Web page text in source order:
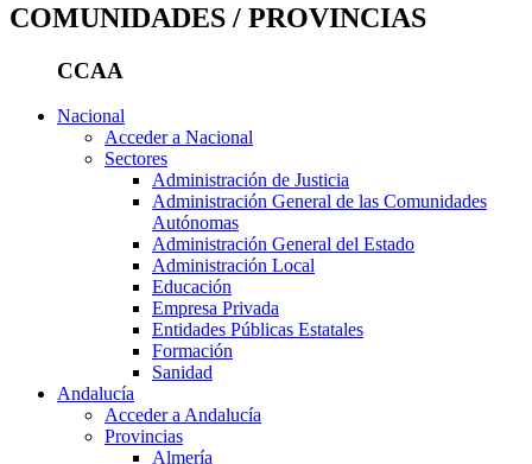
COMUNIDADES / PROVINCIAS
CCAA
Nacional
Acceder a Nacional
Sectores
Administración de Justicia
Administración General de las Comunidades
Autónomas
Administración General del Estado
Administración Local
Educación
Empresa Privada
Entidades Públicas Estatales
Formación
Sanidad
Andalucía
Acceder a Andalucía
Provincias
Almería